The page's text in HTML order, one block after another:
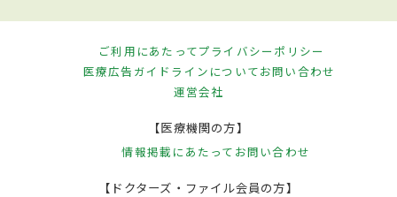
ご利用にあたってプライバシーポリシー
医療広告ガイドラインについてお問い合わせ
運営会社
【医療機関の方】
情報掲載にあたって お問い合わせ
【ドクターズ・ファイル会員の方】